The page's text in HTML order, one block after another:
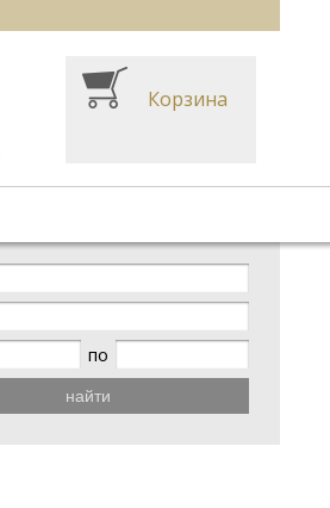
Корзина
по
найти